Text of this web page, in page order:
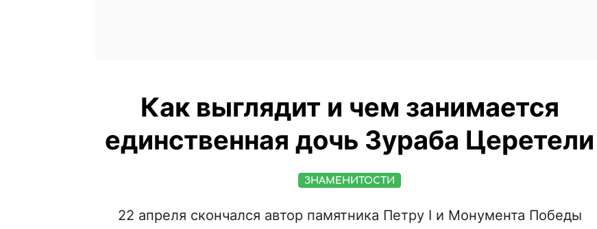
Как выглядит и чем занимается
единственная дочь Зураба Церетели
ЗНАМЕНИТОСТИ
22 апреля скончался автор памятника Петру I и Монумента Победы